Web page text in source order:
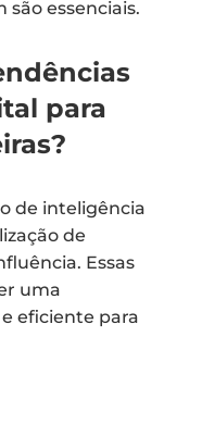
essenciais.
para
de inteligência
de
Essas
uma
eficiente para